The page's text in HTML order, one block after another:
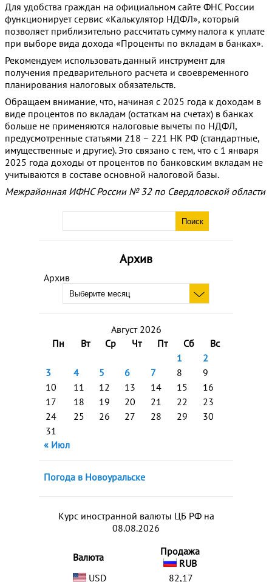
Архив
Архив
Август 2026
Пн
Вт Ср Чт Пт Сб
Вс
1
2
3
4 5 6 7 8
9
10
11 12 13 14 15
16
17
18 19 20 21 22
23
24
25 26 27 28 29
30
31
« Июл
Погода в Новоуральске
Курс иностранной валюты ЦБ РФ на
08.08.2026
Валюта
Продажа
RUB
USD
82,17
Для удобства граждан на официальном сайте ФНС России
функционирует сервис «Калькулятор НДФЛ», который
позволяет приблизительно рассчитать сумму налога к уплате
при выборе вида дохода «Проценты по вкладам в банках».
Рекомендуем использовать данный инструмент для
получения предварительного расчета и своевременного
планирования налоговых обязательств.
Обращаем внимание, что, начиная с 2025 года к доходам в
виде процентов по вкладам (остаткам на счетах) в банках
больше не применяются налоговые вычеты по НДФЛ,
предусмотренные статьями 218 – 221 НК РФ (стандартные,
имущественные и другие). Это связано с тем, что с 1 января
2025 года доходы от процентов по банковским вкладам не
учитываются в составе основной налоговой базы.
Межрайонная ИФНС России № 32 по Свердловской области